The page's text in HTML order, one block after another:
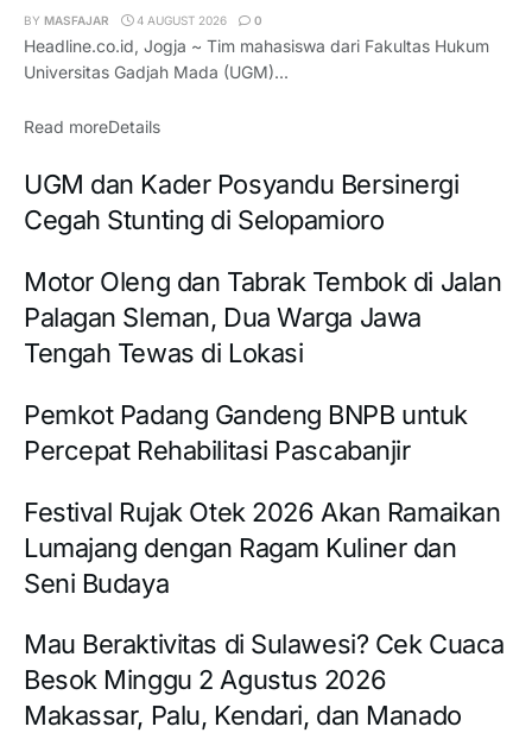
BY MASFAJAR 4 AUGUST 2026 0
Headline.co.id, Jogja ~ Tim mahasiswa dari Fakultas Hukum
Universitas Gadjah Mada (UGM)...
Read moreDetails
UGM dan Kader Posyandu Bersinergi
Cegah Stunting di Selopamioro
Motor Oleng dan Tabrak Tembok di Jalan
Palagan Sleman, Dua Warga Jawa
Tengah Tewas di Lokasi
Pemkot Padang Gandeng BNPB untuk
Percepat Rehabilitasi Pascabanjir
Festival Rujak Otek 2026 Akan Ramaikan
Lumajang dengan Ragam Kuliner dan
Seni Budaya
Mau Beraktivitas di Sulawesi? Cek Cuaca
Besok Minggu 2 Agustus 2026
Makassar, Palu, Kendari, dan Manado